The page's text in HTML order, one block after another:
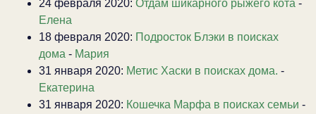
24 февраля 2020: Отдам шикарного рыжего кота -
Елена
18 февраля 2020: Подросток Блэки в поисках
дома - Мария
31 января 2020: Метис Хаски в поисках дома. -
Екатерина
31 января 2020: Кошечка Марфа в поисках семьи -